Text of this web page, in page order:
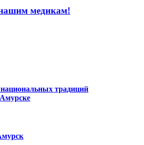
медикам!
традиций